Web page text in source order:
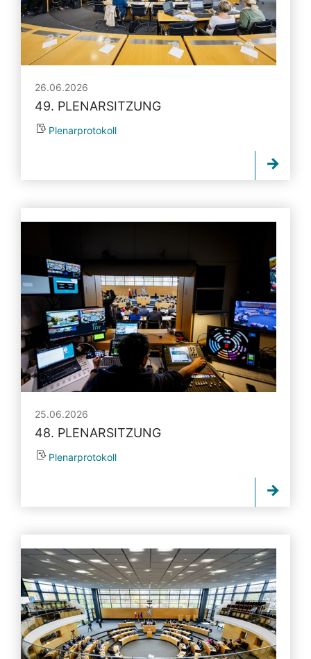
26.06.2026
49. PLENARSITZUNG
Plenarprotokoll
25.06.2026
48. PLENARSITZUNG
Plenarprotokoll